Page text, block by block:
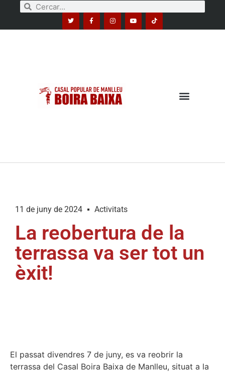
11 de juny de 2024 Activitats
La reobertura de la
terrassa va ser tot un
èxit!
El passat divendres 7 de juny, es va reobrir la
terrassa del Casal Boira Baixa de Manlleu, situat a la